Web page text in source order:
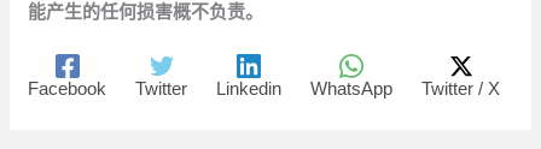
能产生的任何损害概不负责。
Facebook Twitter Linkedin WhatsApp Twitter / X